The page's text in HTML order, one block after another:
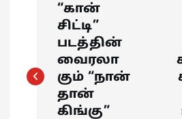
s
t
“கான்
சிட்டி”
படத்தின்
வைரலா
கும் “நான்
தான்
கிங்கு”